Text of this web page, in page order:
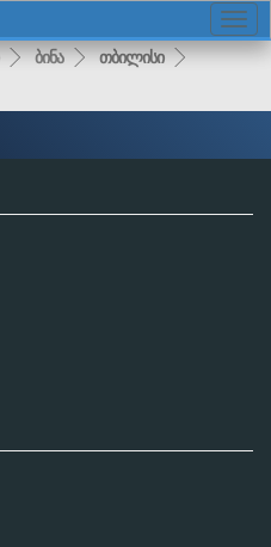
ბინა თბილისი